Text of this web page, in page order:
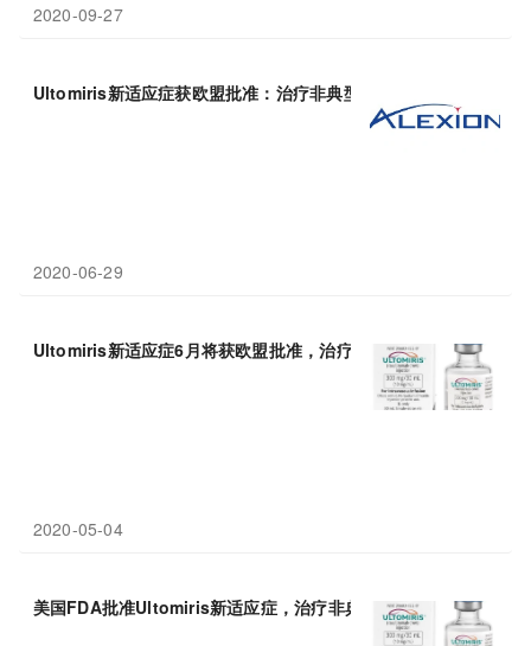
2020-09-27
Ultomiris新适应症获欧盟批准：治疗非典型溶血性尿毒综合(
2020-06-29
Ultomiris新适应症6月将获欧盟批准，治疗非典型溶血性尿毒综合(
2020-05-04
美国FDA批准Ultomiris新适应症，治疗非典型溶血性尿毒综合征(